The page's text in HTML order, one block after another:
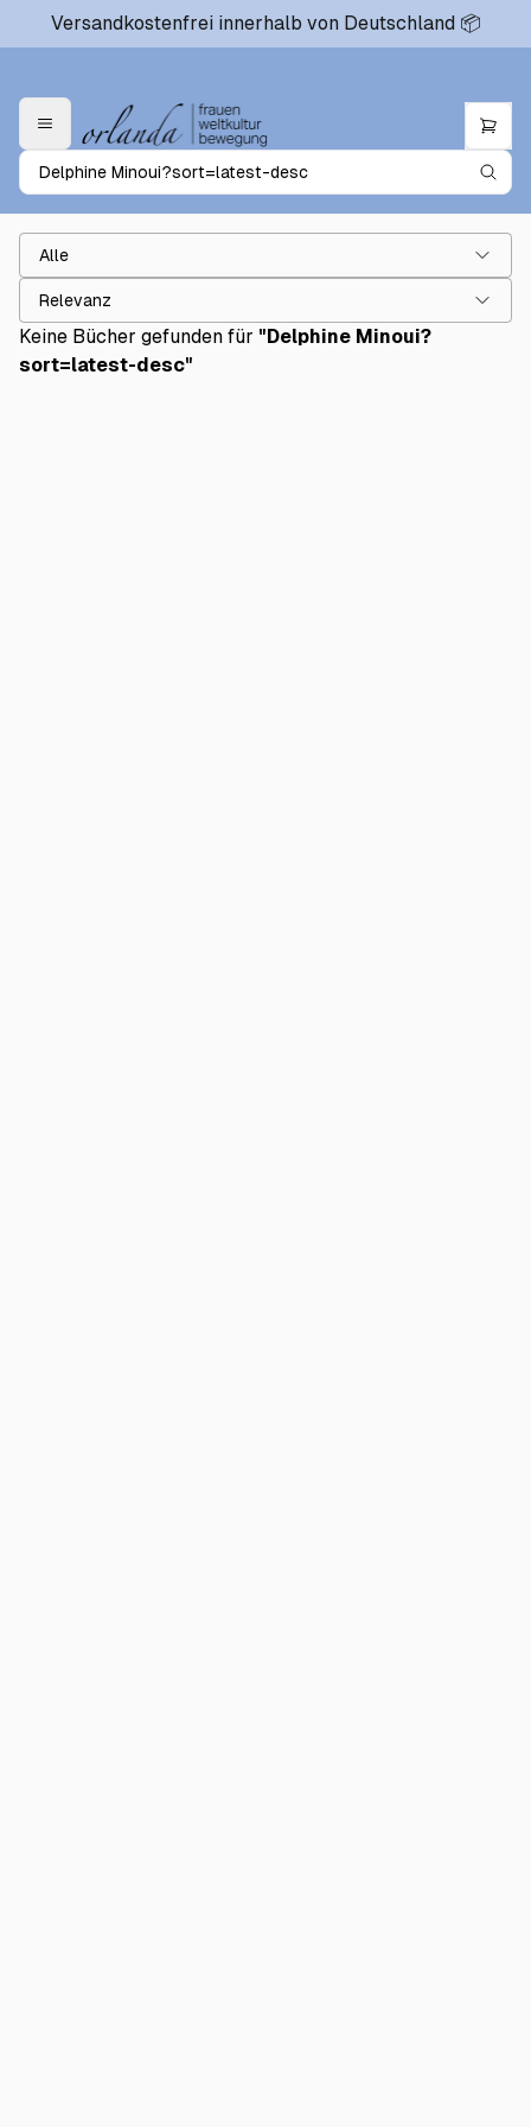
Versandkostenfrei innerhalb von Deutschland 📦
Alle
Keine Bücher gefunden für "Delphine Minoui?
sort=latest-desc"
Relevanz